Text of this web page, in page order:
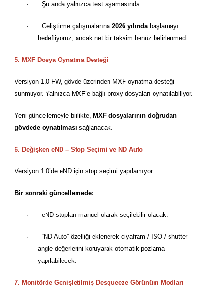
· Şu anda yalnızca test aşamasında.
· Geliştirme çalışmalarına 2026 yılındabaşlamayı
hedefliyoruz; ancak net bir takvim henüz belirlenmedi.
5. MXF Dosya Oynatma Desteği
Versiyon 1.0 FW, gövde üzerinden MXF oynatma desteği
sunmuyor. Yalnızca MXF’e bağlı proxy dosyaları oynatılabiliyor.
Yeni güncellemeyle birlikte, MXF dosyalarının doğrudan
gövdede oynatılması sağlanacak.
6. Değişken eND – Stop Seçimi ve ND Auto
Versiyon 1.0’de eND için stop seçimi yapılamıyor.
Bir sonraki güncellemede:
· eND stopları manuel olarak seçilebilir olacak.
· “ND Auto” özelliği eklenerek diyafram / ISO / shutter
angle değerlerini koruyarak otomatik pozlama
yapılabilecek.
7. Monitörde Genişletilmiş Desqueeze Görünüm Modları